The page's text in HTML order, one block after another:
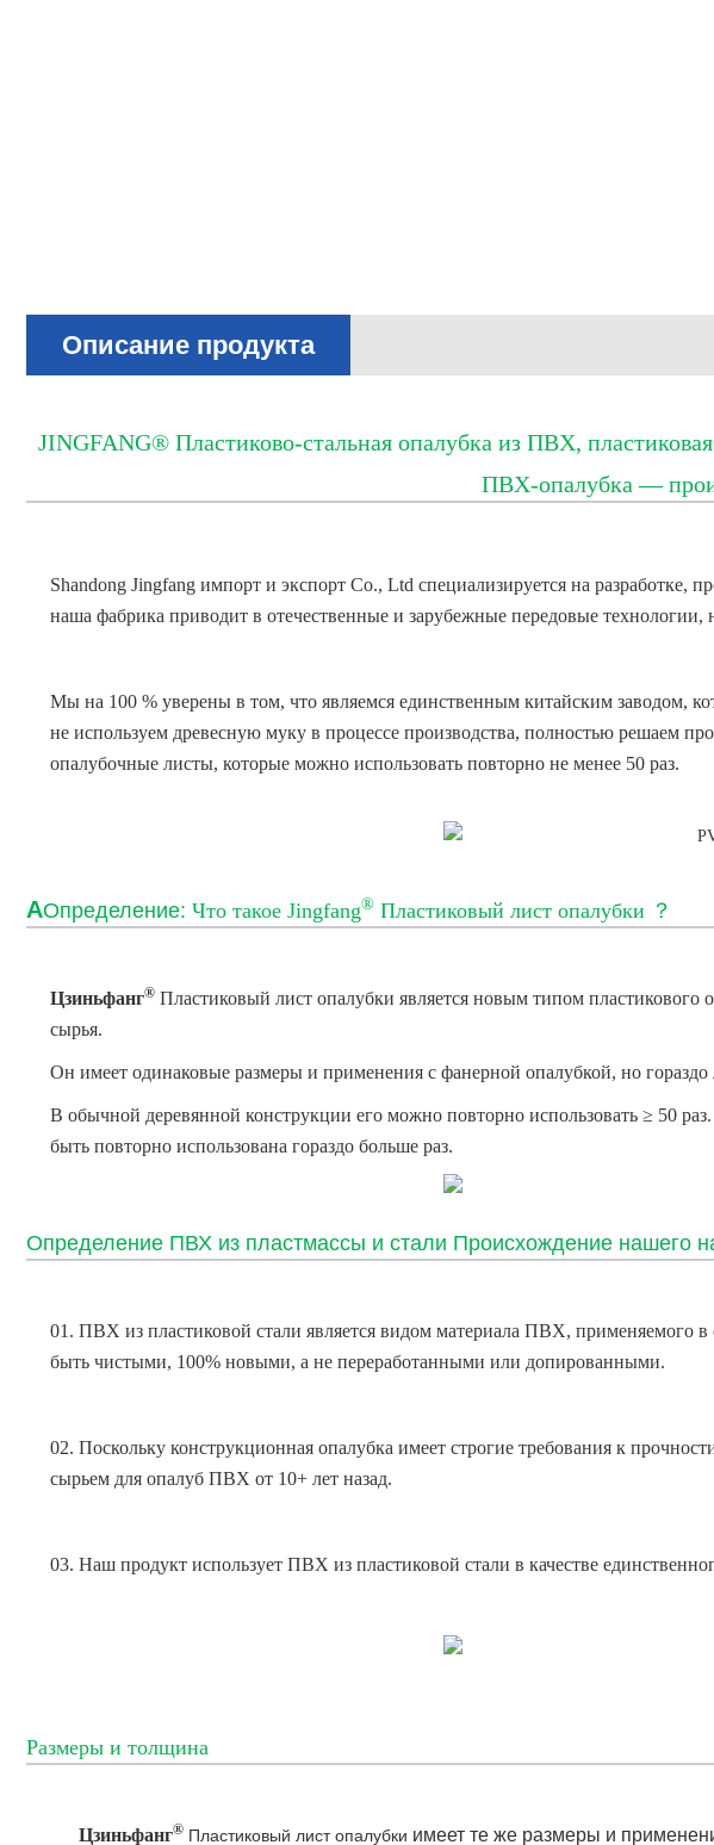
Описание продукта
JINGFANG® Пластиково-стальная опалубка из ПВХ,
ПВХ-опалубка —
Shandong Jingfang импорт и экспорт Co., Ltd специализируется на разработке,
наша фабрика приводит в отечественные и зарубежные передовые
Мы на 100 % уверены в том, что являемся единственным китайским заводом,
не используем древесную муку в процессе производства, полностью решаем
опалубочные листы, которые можно использовать повторно не менее 50 раз.
АОпределение: Что такое Jingfang® Пластиковый лист опалубки ？
Цзиньфанг® Пластиковый лист опалубки является новым типом пластикового
сырья.
Он имеет одинаковые размеры и применения с фанерной опалубкой, но гораздо
В обычной деревянной конструкции его можно повторно использовать ≥ 50
быть повторно использована гораздо больше раз.
Определение ПВХ из пластмассы и стали Происхождение нашего
01. ПВХ из пластиковой стали является видом материала ПВХ, применяемого
быть чистыми, 100% новыми, а не переработанными или допированными.
02. Поскольку конструкционная опалубка имеет строгие требования к
сырьем для опалуб ПВХ от 10+ лет назад.
03. Наш продукт использует ПВХ из пластиковой стали в качестве
Размеры и толщина
Цзиньфанг® Пластиковый лист опалубки имеет те же размеры и